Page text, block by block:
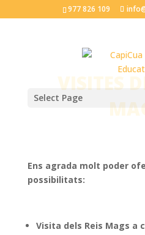
977 826 109
Select Page
VISITES
Ens agrada molt poder
possibilitats:
Visita dels Reis Mags a